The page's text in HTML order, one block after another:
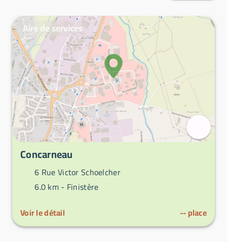
Aire de services
Concarneau
6 Rue Victor Schoelcher
6.0 km - Finistère
Voir le détail
--place